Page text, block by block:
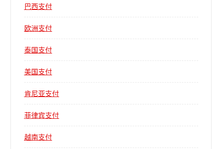
巴西支付
欧洲支付
泰国支付
美国支付
肯尼亚支付
菲律宾支付
越南支付